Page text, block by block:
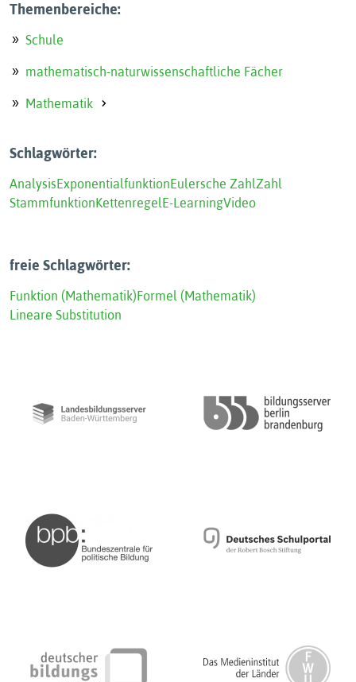
Themenbereiche:
Schule
mathematisch-naturwissenschaftliche Fächer
Mathematik
Schlagwörter:
AnalysisExponentialfunktionEulersche ZahlZahl
StammfunktionKettenregelE-LearningVideo
freie Schlagwörter:
Funktion (Mathematik)Formel (Mathematik)
Lineare Substitution